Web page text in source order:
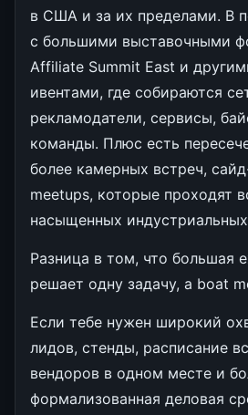
в США и за их пределами. В
с большими выставочными
Affiliate Summit East и
ивентами, где собираются
рекламодатели, сервисы,
команды. Плюс есть
более камерных встреч,
meetups, которые проходят
насыщенных
Разница в том, что большая
решает одну задачу, а boat
Если тебе нужен широкий
лидов, стенды, расписание
вендоров в одном месте и
формализованная деловая